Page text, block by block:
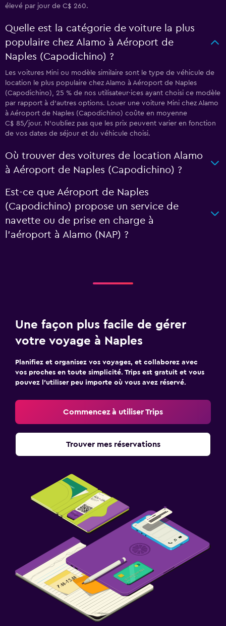
élevé par jour de C$ 260.
Quelle est la catégorie de voiture la plus
populaire chez Alamo à Aéroport de
Naples (Capodichino) ?
Les voitures Mini ou modèle similaire sont le type de véhicule de
location le plus populaire chez Alamo à Aéroport de Naples
(Capodichino), 25 % de nos utilisateur·ices ayant choisi ce modèle
par rapport à d’autres options. Louer une voiture Mini chez Alamo
à Aéroport de Naples (Capodichino) coûte en moyenne
C$ 85/jour. N'oubliez pas que les prix peuvent varier en fonction
de vos dates de séjour et du véhicule choisi.
Où trouver des voitures de location Alamo
à Aéroport de Naples (Capodichino) ?
Est-ce que Aéroport de Naples
(Capodichino) propose un service de
navette ou de prise en charge à
l’aéroport à Alamo (NAP) ?
Une façon plus facile de gérer
votre voyage à Naples
Planifiez et organisez vos voyages, et collaborez avec
vos proches en toute simplicité. Trips est gratuit et vous
pouvez l’utiliser peu importe où vous avez réservé.
Commencez à utiliser Trips
Trouver mes réservations